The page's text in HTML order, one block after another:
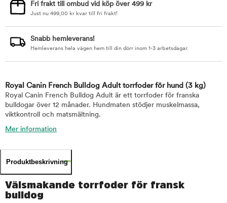
Fri frakt till ombud vid köp över 499 kr
Just nu 499,00 kr kvar till fri frakt!
Snabb hemleverans!
Hemleverans hela vägen hem till din dörr inom 1-3 arbetsdagar.
Royal Canin French Bulldog Adult torrfoder för hund (3 kg)
Royal Canin French Bulldog Adult är ett torrfoder för franska
bulldogar över 12 månader. Hundmaten stödjer muskelmassa,
viktkontroll och matsmältning.
Mer information
Produktbeskrivning
Välsmakande torrfoder för fransk
bulldog